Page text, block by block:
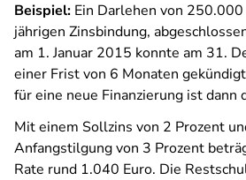
Beispiel: Ein Darlehen von
jährigen Zinsbindung,
am 1. Januar 2015 konnte am 31.
einer Frist von 6 Monaten
für eine neue Finanzierung ist dann
Mit einem Sollzins von 2 Prozent
Anfangstilgung von 3 Prozent
Rate rund 1.040 Euro. Die